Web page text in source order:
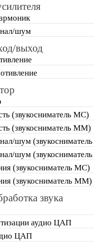
шум
выход
(звукосниматель MC)
(звукосниматель MM)
шум
шум
(звукосниматель MC)
(звукосниматель MM)
звука
аудио ЦАП
ЦАП